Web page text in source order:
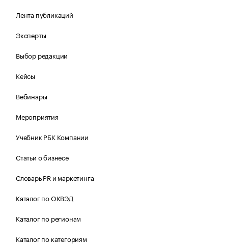
Лента публикаций
Эксперты
Выбор редакции
Кейсы
Вебинары
Мероприятия
Учебник РБК Компании
Статьи о бизнесе
Словарь PR и маркетинга
Каталог по ОКВЭД
Каталог по регионам
Каталог по категориям